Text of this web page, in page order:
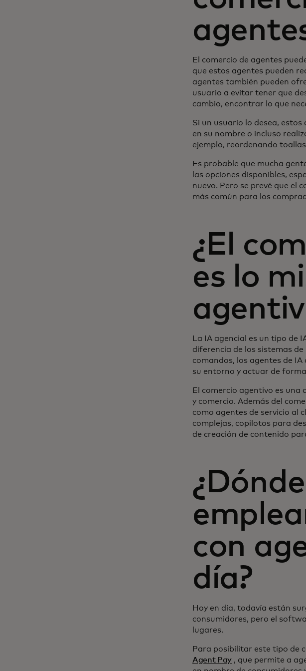
El comercio de agentes
que estos agentes pueden
agentes también pueden
usuario a evitar tener que
cambio, encontrar lo que
Si un usuario lo desea,
en su nombre o incluso
ejemplo, reordenando
Es probable que mucha
las opciones disponibles,
nuevo. Pero se prevé que el
más común para los
¿El
es lo
La IA agencial es un tipo de
diferencia de los sistemas
comandos, los agentes de
su entorno y actuar de
El comercio agentivo es una
y comercio. Además del
como agentes de servicio al
complejas, copilotos para
de creación de contenido
con
día?
Hoy en día, todavía están
consumidores, pero el
lugares.
Para posibilitar este tipo de
Agent Pay , que permite a